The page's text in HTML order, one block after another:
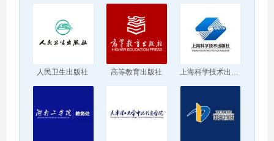
人民卫生出版社 高等教育出版社 上海科学技术出版社